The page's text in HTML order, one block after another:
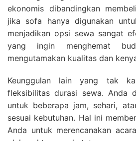
ekonomis dibandingkan
jika sofa hanya digunakan
menjadikan opsi sewa sangat
yang ingin menghemat
mengutamakan kualitas dan
Keunggulan lain yang tak
fleksibilitas durasi sewa. Anda
untuk beberapa jam, sehari,
sesuai kebutuhan. Hal ini
Anda untuk merencanakan